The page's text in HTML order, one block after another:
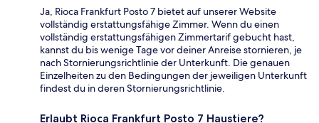
Ja, Rioca Frankfurt Posto 7 bietet auf unserer Website
vollständig erstattungsfähige Zimmer. Wenn du einen
vollständig erstattungsfähigen Zimmertarif gebucht hast,
kannst du bis wenige Tage vor deiner Anreise stornieren, je
nach Stornierungsrichtlinie der Unterkunft. Die genauen
Einzelheiten zu den Bedingungen der jeweiligen Unterkunft
findest du in deren Stornierungsrichtlinie.
Erlaubt Rioca Frankfurt Posto 7 Haustiere?